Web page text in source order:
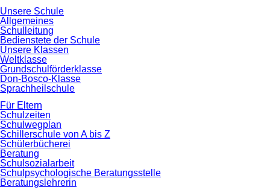
Unsere Schule
Allgemeines
Schulleitung
Bedienstete der Schule
Unsere Klassen
Weltklasse
Grundschulförderklasse
Don-Bosco-Klasse
Sprachheilschule
Für Eltern
Schulzeiten
Schulwegplan
Schillerschule von A bis Z
Schülerbücherei
Beratung
Schulsozialarbeit
Schulpsychologische Beratungsstelle
Beratungslehrerin